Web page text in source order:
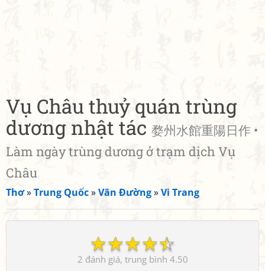
Vụ Châu thuỷ quán trùng
dương nhật tác 婺州水館重陽日作 •
Làm ngày trùng dương ở trạm dịch Vụ
Châu
Thơ»Trung Quốc»Vãn Đường»Vi Trang
☆
☆
☆
☆
☆
2 4.50